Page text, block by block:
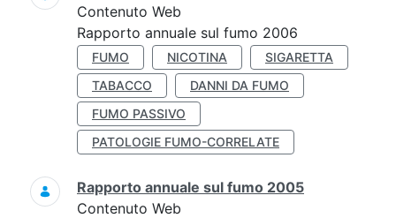
Contenuto Web
Rapporto annuale sul fumo 2006
FUMO NICOTINA
SIGARETTA
TABACCO
DANNI DA FUMO
FUMO PASSIVO
PATOLOGIE FUMO-CORRELATE
Rapporto annuale sul fumo 2005
Contenuto Web